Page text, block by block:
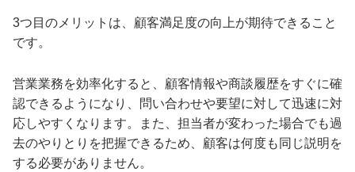
3つ目のメリットは、顧客満足度の向上が期待できること
です。
営業業務を効率化すると、顧客情報や商談履歴をすぐに確
認できるようになり、問い合わせや要望に対して迅速に対
応しやすくなります。また、担当者が変わった場合でも過
去のやりとりを把握できるため、顧客は何度も同じ説明を
する必要がありません。